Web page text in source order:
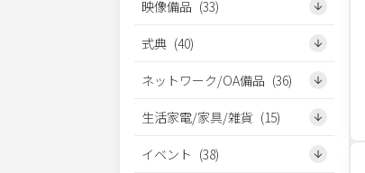
映像備品 (33)
式典 (40)
ネットワーク/OA備品 (36)
生活家電/家具/雑貨 (15)
イベント (38)